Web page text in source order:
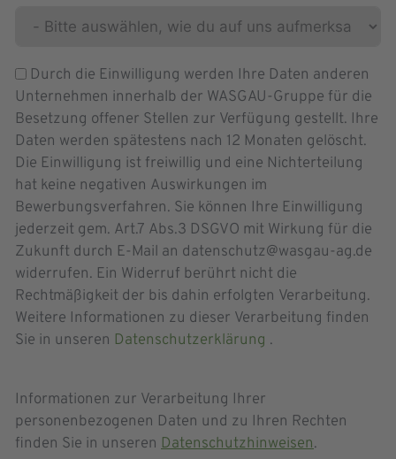
Durch die Einwilligung werden Ihre Daten anderen
Unternehmen innerhalb der WASGAU-Gruppe für die
Besetzung offener Stellen zur Verfügung gestellt. Ihre
Daten werden spätestens nach 12 Monaten gelöscht.
Die Einwilligung ist freiwillig und eine Nichterteilung
hat keine negativen Auswirkungen im
Bewerbungsverfahren. Sie können Ihre Einwilligung
jederzeit gem. Art.7 Abs.3 DSGVO mit Wirkung für die
Zukunft durch E-Mail an datenschutz@wasgau-ag.de
widerrufen. Ein Widerruf berührt nicht die
Rechtmäßigkeit der bis dahin erfolgten Verarbeitung.
Weitere Informationen zu dieser Verarbeitung finden
Sie in unseren Datenschutzerklärung .
Informationen zur Verarbeitung Ihrer
personenbezogenen Daten und zu Ihren Rechten
finden Sie in unseren Datenschutzhinweisen.